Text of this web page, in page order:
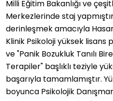
Milli Eğitim Bakanlığı ve
Merkezlerinde staj
derinleşmek amacıyla
Klinik Psikoloji yüksek lisans
ve "Panik Bozukluk Tanılı
Terapiler" başlıklı teziyle
başarıyla tamamlamıştır.
boyunca Psikolojik